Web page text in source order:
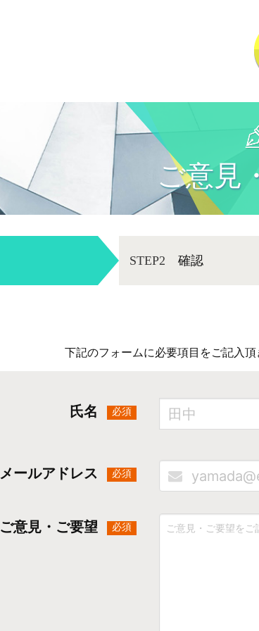
ご意見
STEP2 確認
下記のフォームに必要項目をご記入
氏名 必須
メールアドレス 必須
ご意見・ご要望 必須